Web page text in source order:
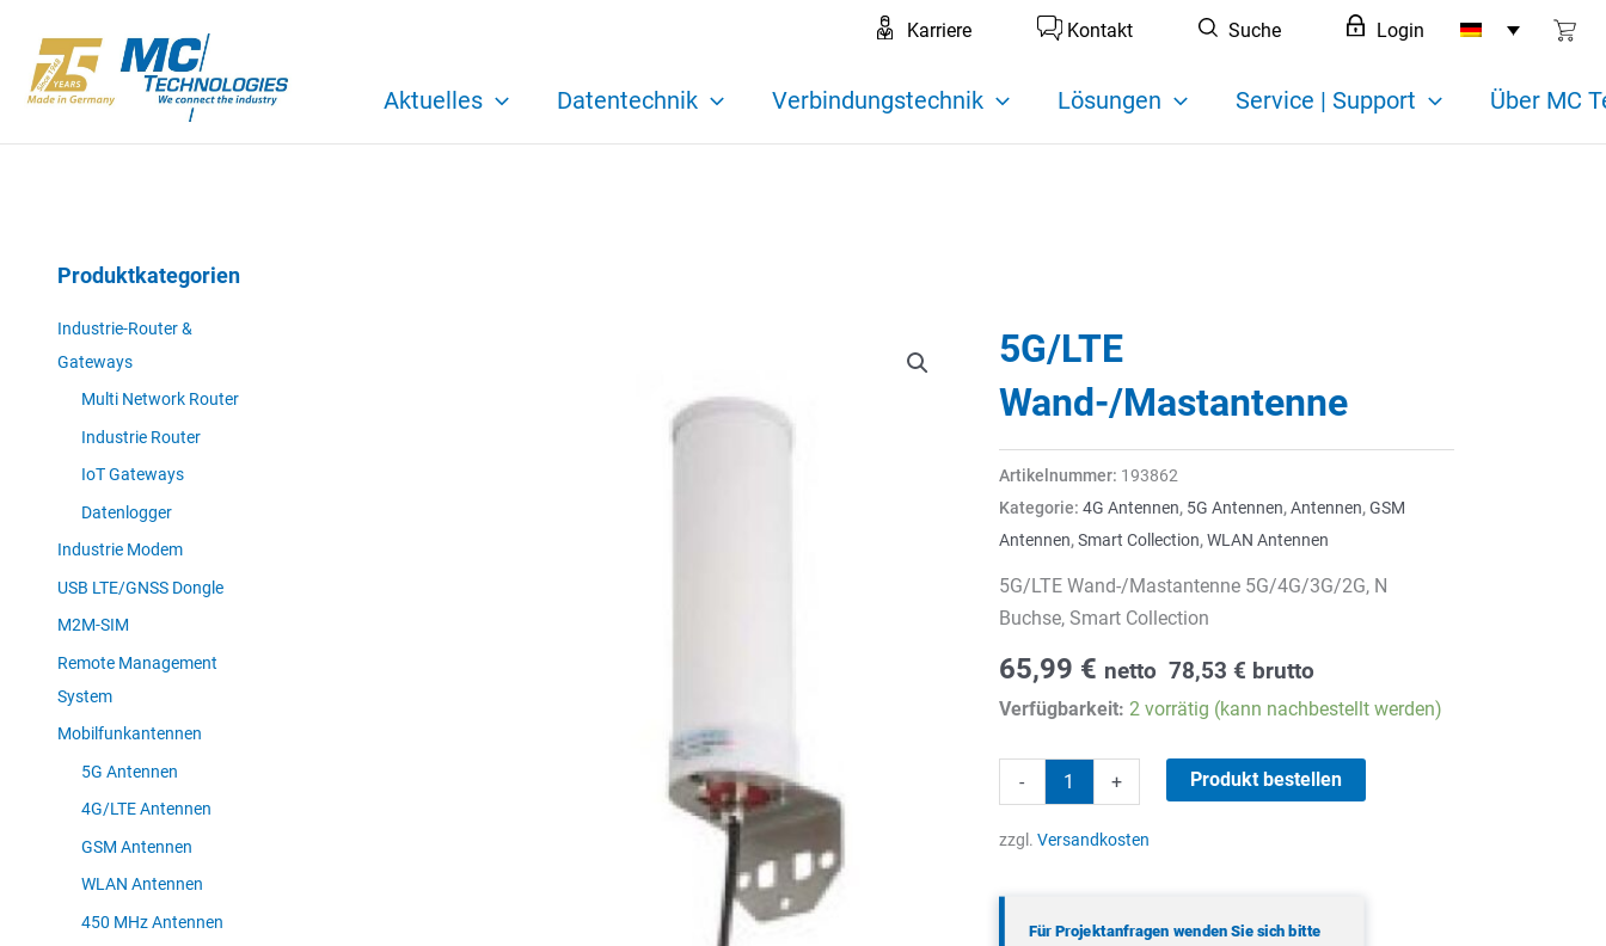
Inhalt
springen
Karriere Kontakt Suche Login
Aktuelles Datentechnik Verbindungstechnik Lösungen Service | Support Über MC
Produktkategorien
Industrie-Router &
Gateways
Multi Network Router
Industrie Router
IoT Gateways
Datenlogger
Industrie Modem
USB LTE/GNSS Dongle
M2M-SIM
Remote Management
System
Mobilfunkantennen
5G Antennen
4G/LTE Antennen
GSM Antennen
WLAN Antennen
450 MHz Antennen
5G/LTE
Wand-/Mastantenne
Artikelnummer: 193862
Kategorie: 4G Antennen, 5G Antennen,Antennen,GSM
Antennen,Smart Collection,WLAN Antennen
5G/LTE Wand-/Mastantenne 5G/4G/3G/2G, N
Buchse, Smart Collection
65,99 € netto 78,53 € brutto
Verfügbarkeit: 2 vorrätig (kann nachbestellt werden)
-
Wand-/Mastantenne
Menge
+ Produkt bestellen
zzgl. Versandkosten
Für Projektanfragen wenden Sie sich bitte